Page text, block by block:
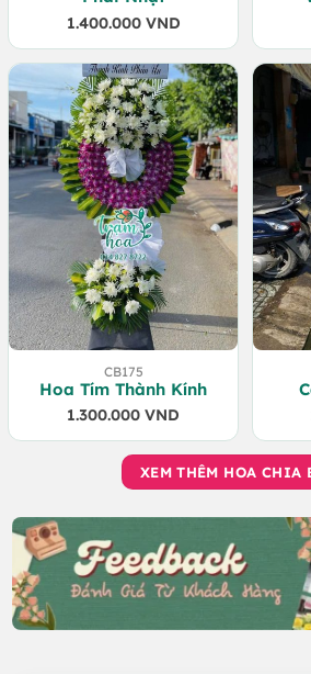
1.400.000 VND
CB175
Hoa Tím Thành Kính
1.300.000 VND
XEM THÊM HOA CHIA